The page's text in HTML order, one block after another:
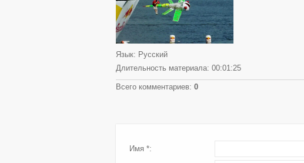
Язык: Русский
Длительность материала: 00:01:25
Всего комментариев: 0
Имя *: